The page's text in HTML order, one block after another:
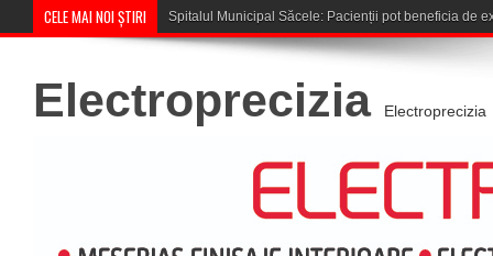
CELE MAI NOI ȘTIRI Spitalul Municipal Săcele: Pacienții pot beneficia de
Electroprecizia Electroprecizia